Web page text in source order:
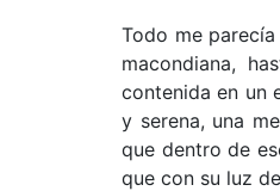
Todo me
macondiana,
contenida en un
y serena, una
que dentro de
que con su luz